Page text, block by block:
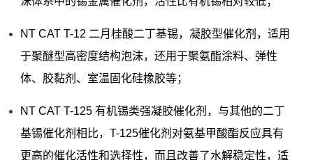
NT CAT T-12 二月桂酸二丁基锡，凝胶型催化剂，适用
于聚醚型高密度结构泡沫，还用于聚氨酯涂料、弹性
体、胶黏剂、室温固化硅橡胶等；
NT CAT T-125 有机锡类强凝胶催化剂，与其他的二丁
基锡催化剂相比，T-125催化剂对氨基甲酸酯反应具有
更高的催化活性和选择性，而且改善了水解稳定性，适